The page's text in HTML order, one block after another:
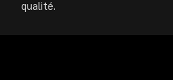
qualité.